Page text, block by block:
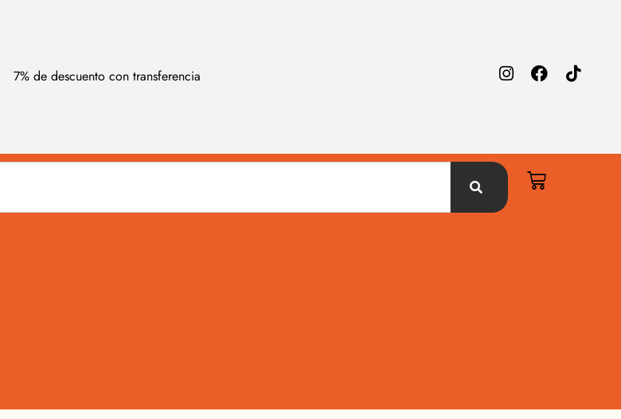
7% de descuento con transferencia